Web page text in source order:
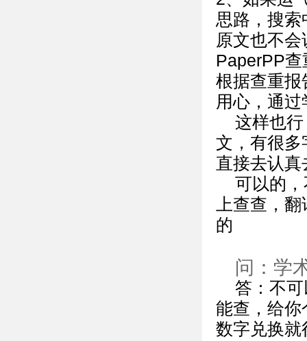
思路，搜
原文也不
PaperPP
根据查重报
用心，通
这样也
文，有很多
直接去认
可以的
上查查，
的
问：学
答：不
能查，给你
数字兑换就